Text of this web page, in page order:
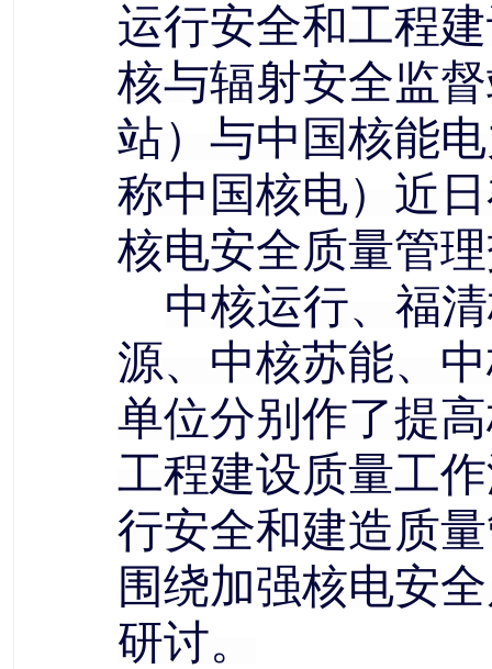
运行安全和工程
核与辐射安全监
站）与中国核能
称中国核电）近
核电安全质量管
中核运行、福
源、中核苏能、
单位分别作了提
工程建设质量工
行安全和建造质
围绕加强核电安
研讨。